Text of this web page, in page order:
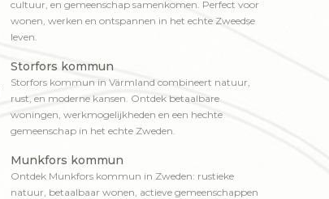
cultuur, en gemeenschap samenkomen. Perfect voor
wonen, werken en ontspannen in het echte Zweedse
leven.
Storfors kommun
Storfors kommun in Värmland combineert natuur,
rust, en moderne kansen. Ontdek betaalbare
woningen, werkmogelijkheden en een hechte
gemeenschap in het echte Zweden.
Munkfors kommun
Ontdek Munkfors kommun in Zweden: rustieke
natuur, betaalbaar wonen, actieve gemeenschappen